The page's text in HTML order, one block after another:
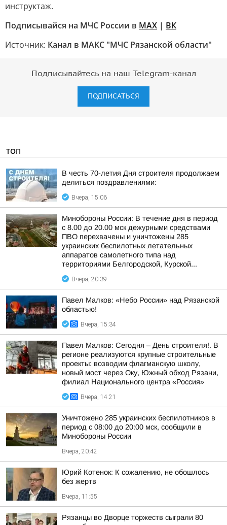
инструктаж.
Подписывайся на МЧС России в MAX | ВК
Источник: Канал в МАКС "МЧС Рязанской области"
Подписывайтесь на наш Telegram-канал
ПОДПИСАТЬСЯ
ТОП
В честь 70-летия Дня строителя продолжаем
делиться поздравлениями:
Вчера, 15:06
Минобороны России: В течение дня в период
с 8.00 до 20.00 мск дежурными средствами
ПВО перехвачены и уничтожены 285
украинских беспилотных летательных
аппаратов самолетного типа над
территориями Белгородской, Курской...
Вчера, 20:39
Павел Малков: «Небо России» над Рязанской
областью!
Вчера, 15:34
Павел Малков: Сегодня – День строителя!. В
регионе реализуются крупные строительные
проекты: возводим флагманскую школу,
новый мост через Оку, Южный обход Рязани,
филиал Национального центра «Россия»
Вчера, 14:21
Уничтожено 285 украинских беспилотников в
период с 08:00 до 20:00 мск, сообщили в
Минобороны России
Вчера, 20:42
Юрий Котенок: К сожалению, не обошлось
без жертв
Вчера, 11:55
Рязанцы во Дворце торжеств сыграли 80